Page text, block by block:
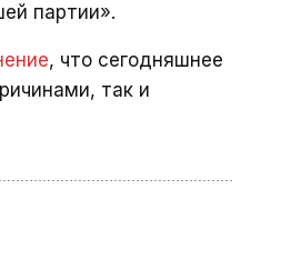
партии».
, что сегодняшнее
так и